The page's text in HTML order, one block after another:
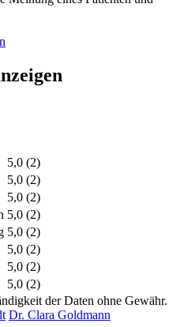
5,0 (2)
5,0 (2)
5,0 (2)
5,0 (2)
5,0 (2)
5,0 (2)
5,0 (2)
5,0 (2)
der Daten ohne Gewähr.
Dr. Clara Goldmann